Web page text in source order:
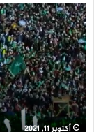
العدو
الإسرائيلي
اعتقل
543
طفلا
فلسطينيا
خلال
2020
يناير 31, 2021